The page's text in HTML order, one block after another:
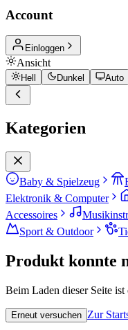
Account
Einloggen
Ansicht
Hell Dunkel Auto
Kategorien
Baby & Spielzeug
Elektronik & Computer
Accessoires
Sport & Outdoor
Produkt konnte
Beim Laden dieser Seite ist
Erneut versuchen Zur